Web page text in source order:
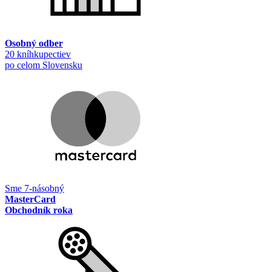
Osobný odber
20 kníhkupectiev
po celom Slovensku
Sme 7-násobný
MasterCard
Obchodník roka